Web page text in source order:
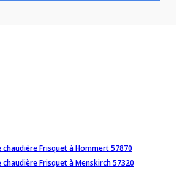
Frisquet à Hommert 57870
Frisquet à Menskirch 57320